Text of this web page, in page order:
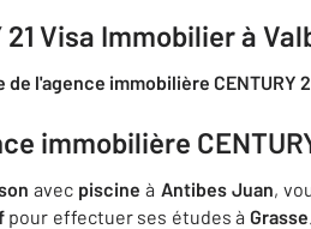
Visa Immobilier à
l'agence immobilière CENTURY
immobilière
avecpiscine à Antibes Juan,
pour effectuer ses études à Grasse